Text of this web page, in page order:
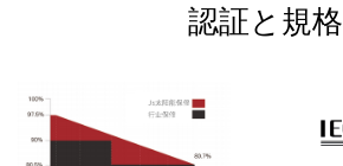
認証と規格